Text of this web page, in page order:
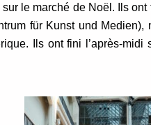
le marché de Noël. Ils
für Kunst und Medien),
Ils ont fini l’après-midi